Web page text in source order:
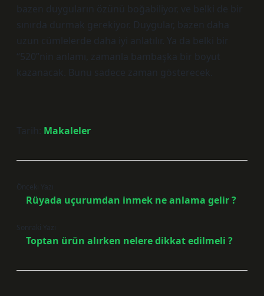
bazen duyguların özünü boğabiliyor, ve belki de bir
sınırda durmak gerekiyor. Duygular, bazen daha
uzun cümlelerde daha iyi anlatılır. Ya da belki bir
“520”nin anlamı, zamanla bambaşka bir boyut
kazanacak. Bunu sadece zaman gösterecek.
Tarih: Makaleler
Önceki Yazı
Rüyada uçurumdan inmek ne anlama gelir ?
Sonraki Yazı
Toptan ürün alırken nelere dikkat edilmeli ?